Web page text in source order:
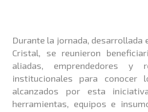
Durante la jornada, desarrollada
Cristal, se reunieron
aliadas, emprendedores y
institucionales para conocer
alcanzados por esta
herramientas, equipos e